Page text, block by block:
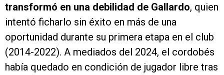
transformó en una debilidad de Gallardo, quien
intentó ficharlo sin éxito en más de una
oportunidad durante su primera etapa en el club
(2014-2022). A mediados del 2024, el cordobés
había quedado en condición de jugador libre tras